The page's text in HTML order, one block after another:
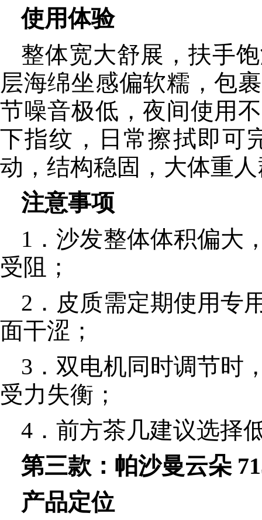
使用体验
整体宽大舒展，扶手
层海绵坐感偏软糯，包
节噪音极低，夜间使用
下指纹，日常擦拭即可
动，结构稳固，大体重
注意事项
1．沙发整体体积偏大
受阻；
2．皮质需定期使用专
面干涩；
3．双电机同时调节时
受力失衡；
4．前方茶几建议选择
第三款：帕沙曼云朵
产品定位